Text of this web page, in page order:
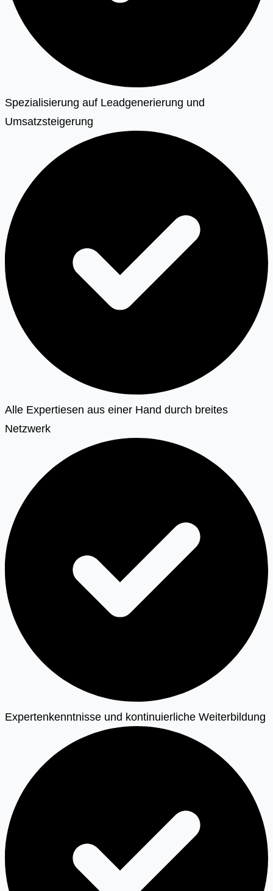
Spezialisierung auf Leadgenerierung und
Umsatzsteigerung
Alle Expertiesen aus einer Hand durch breites
Netzwerk
Expertenkenntnisse und kontinuierliche Weiterbildung